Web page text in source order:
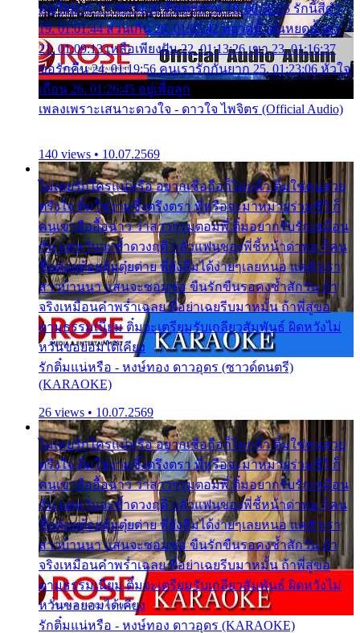
คนใจมาร 17. 00:54:50 คืนทรมาน 18. 00:58:25 รักนี้สีดำ
19. 01:01:44 ส่วนเกิน 20. 01:05:42 หยาดน้ำฝนหยดน้ำตา
21. 01:09:13 เหลือเพียงฝัน 22. 01:13:26 เขา 23. 01:16:37
ขอรักคืน 24. 01:19:56 คนเรารักกันยาก 25. 01:23:06 หัวใจ
เถื่อน 26. 01:26:45 อยู่เพื่อลูก
เพลงเพราะเสนาะดวงใจ - ดาวใจ ไพจิตร (Official Audio)
140 views • 10.07.2569
ไม่เคยรักใครแน่หรือ อยากเชื่อถือก็ไม่กล้า ติ๋มใช่คนสวย
ตรึงใจ ติ๋มใช่งามซึ้งตรึงตรา พี่หรือจะมาหมายร่วมชีวี ก็
คนเขาลืออื้อฉาว ว่าสาวๆรุมตอมพี่ ติ๋มอยากรับรักเหมือน
กัน แต่หวั่นจะช้ำดวงฤดี กลัวแฟนของพี่ชี้หน้าด่าทอ ก็คน
ชื่อต๋อยต้อยตุ้มตุ๋ยต่าย พี่ยังลืมได้ง่ายๆเลยหนอ แค่ตัวเรา
สาวบ้านนา แสนจะซอมซ่อ ขืนรักขืนรอคงช้ำสักวัน ถ้า
จริงเหมือนคำพร่ำเฉลย พี่อย่าเฉยรีบมาหมั้น ถ้าพี่สู่ขอ
ตามธรรมเนียม ติ๋มจะเตรียมรับเกลียวสัมพันธ์ ผิดหวังไม่
หวั่นขอยอมได้เคียง
รักติ๋มแน่หรือ - หงษ์ทอง ดาวอุดร (ซาวด์ดนตรี)
(KARAOKE)
26 views • 10.07.2569
ไม่เคยรักใครแน่หรือ อยากเชื่อถือก็ไม่กล้า ติ๋มใช่คนสวย
ตรึงใจ ติ๋มใช่งามซึ้งตรึงตรา พี่หรือจะมาหมายร่วมชีวี ก็
คนเขาลืออื้อฉาว ว่าสาวๆรุมตอมพี่ ติ๋มอยากรับรักเหมือน
กัน แต่หวั่นจะช้ำดวงฤดี กลัวแฟนของพี่ชี้หน้าด่าทอ ก็คน
ชื่อต๋อยต้อยตุ้มตุ๋ยต่าย พี่ยังลืมได้ง่ายๆเลยหนอ แค่ตัวเรา
สาวบ้านนา แสนจะซอมซ่อ ขืนรักขืนรอคงช้ำสักวัน ถ้า
จริงเหมือนคำพร่ำเฉลย พี่อย่าเฉยรีบมาหมั้น ถ้าพี่สู่ขอ
ตามธรรมเนียม ติ๋มจะเตรียมรับเกลียวสัมพันธ์ ผิดหวังไม่
หวั่นขอยอมได้เคียง
รักติ๋มแน่หรือ - หงษ์ทอง ดาวอุดร (KARAOKE)